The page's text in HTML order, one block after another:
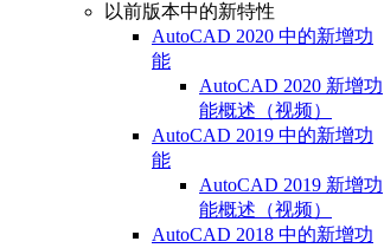
以前版本中的新特性
AutoCAD 2020 中的新增功
能
AutoCAD 2020 新增功
能概述（视频）
AutoCAD 2019 中的新增功
能
AutoCAD 2019 新增功
能概述（视频）
AutoCAD 2018 中的新增功